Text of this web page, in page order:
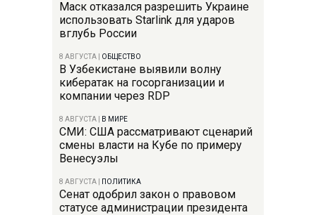
Маск отказался разрешить Украине
использовать Starlink для ударов
вглубь России
8 АВГУСТА ОБЩЕСТВО
В Узбекистане выявили волну
кибератак на госорганизации и
компании через RDP
8 АВГУСТА В МИРЕ
СМИ: США рассматривают сценарий
смены власти на Кубе по примеру
Венесуэлы
8 АВГУСТА ПОЛИТИКА
Сенат одобрил закон о правовом
статусе администрации президента